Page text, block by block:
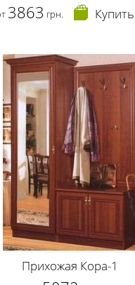
3863 грн. Купить
Прихожая Кора-1